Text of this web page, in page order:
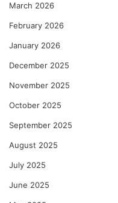
March 2026
February 2026
January 2026
December 2025
November 2025
October 2025
September 2025
August 2025
July 2025
June 2025